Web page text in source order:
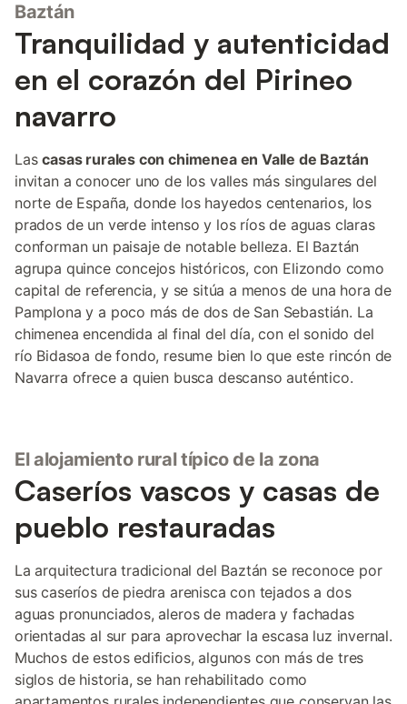
Baztán
Tranquilidad y autenticidad
en el corazón del Pirineo
navarro
Lascasas rurales con chimenea en Valle de Baztán
invitan a conocer uno de los valles más singulares del
norte de España, donde los hayedos centenarios, los
prados de un verde intenso y los ríos de aguas claras
conforman un paisaje de notable belleza. El Baztán
agrupa quince concejos históricos, con Elizondo como
capital de referencia, y se sitúa a menos de una hora de
Pamplona y a poco más de dos de San Sebastián. La
chimenea encendida al final del día, con el sonido del
río Bidasoa de fondo, resume bien lo que este rincón de
Navarra ofrece a quien busca descanso auténtico.
El alojamiento rural típico de la zona
Caseríos vascos y casas de
pueblo restauradas
La arquitectura tradicional del Baztán se reconoce por
sus caseríos de piedra arenisca con tejados a dos
aguas pronunciados, aleros de madera y fachadas
orientadas al sur para aprovechar la escasa luz invernal.
Muchos de estos edificios, algunos con más de tres
siglos de historia, se han rehabilitado como